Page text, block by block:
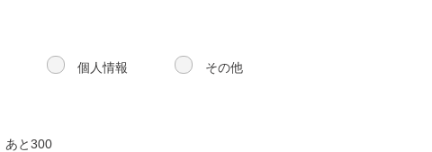
個人情報 その他
あと300